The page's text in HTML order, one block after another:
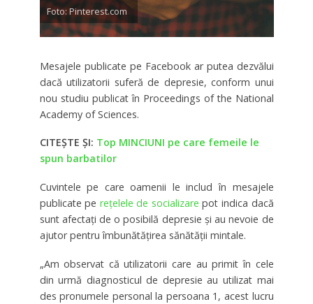
Foto: Pinterest.com
Mesajele publicate pe Facebook ar putea dezvălui
dacă utilizatorii suferă de depresie, conform unui
nou studiu publicat în Proceedings of the National
Academy of Sciences.
CITEȘTE ȘI: Top MINCIUNI pe care femeile le
spun barbatilor
Cuvintele pe care oamenii le includ în mesajele
publicate pe reţelele de socializare pot indica dacă
sunt afectaţi de o posibilă depresie şi au nevoie de
ajutor pentru îmbunătăţirea sănătăţii mintale.
„Am observat că utilizatorii care au primit în cele
din urmă diagnosticul de depresie au utilizat mai
des pronumele personal la persoana 1, acest lucru